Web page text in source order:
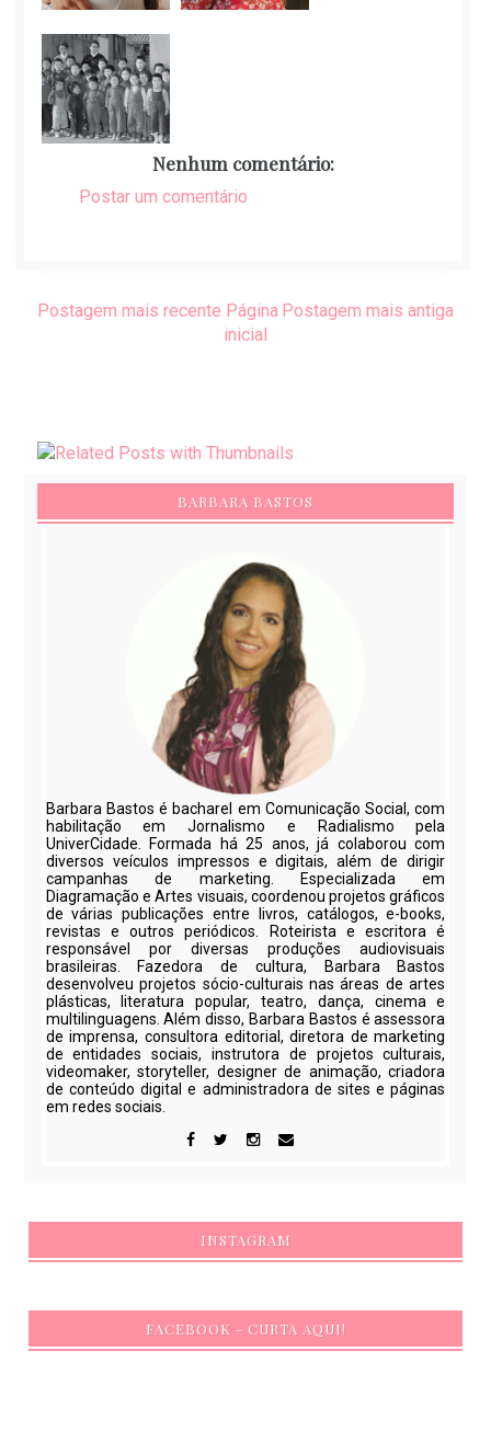
Nenhum comentário:
Postar um comentário
Postagem mais recente Postagem mais antiga
Página
inicial
BARBARA BASTOS
Barbara Bastos é bacharel em Comunicação Social, com
habilitação em Jornalismo e Radialismo pela
UniverCidade. Formada há 25 anos, já colaborou com
diversos veículos impressos e digitais, além de dirigir
campanhas de marketing. Especializada em
Diagramação e Artes visuais, coordenou projetos gráficos
de várias publicações entre livros, catálogos, e-books,
revistas e outros periódicos. Roteirista e escritora é
responsável por diversas produções audiovisuais
brasileiras. Fazedora de cultura, Barbara Bastos
desenvolveu projetos sócio-culturais nas áreas de artes
plásticas, literatura popular, teatro, dança, cinema e
multilinguagens. Além disso, Barbara Bastos é assessora
de imprensa, consultora editorial, diretora de marketing
de entidades sociais, instrutora de projetos culturais,
videomaker, storyteller, designer de animação, criadora
de conteúdo digital e administradora de sites e páginas
em redes sociais.
INSTAGRAM
FACEBOOK - CURTA AQUI!